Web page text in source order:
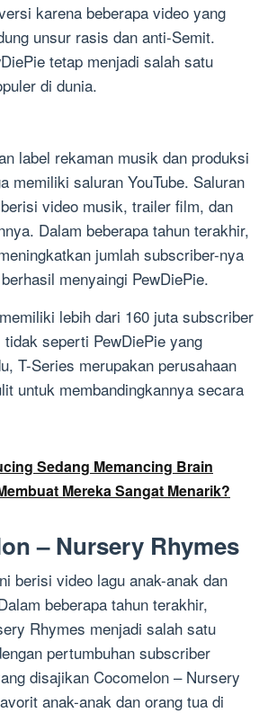
karena beberapa video yang
unsur rasis dan anti-Semit.
tetap menjadi salah satu
di dunia.
label rekaman musik dan produksi
memiliki saluran YouTube. Saluran
video musik, trailer film, dan
Dalam beberapa tahun terakhir,
jumlah subscriber-nya
menyaingi PewDiePie.
lebih dari 160 juta subscriber
tidak seperti PewDiePie yang
T-Series merupakan perusahaan
untuk membandingkannya secara
Sedang Memancing Brain
Mereka Sangat Menarik?
– Nursery Rhymes
berisi video lagu anak-anak dan
beberapa tahun terakhir,
Rhymes menjadi salah satu
pertumbuhan subscriber
disajikan Cocomelon – Nursery
anak-anak dan orang tua di